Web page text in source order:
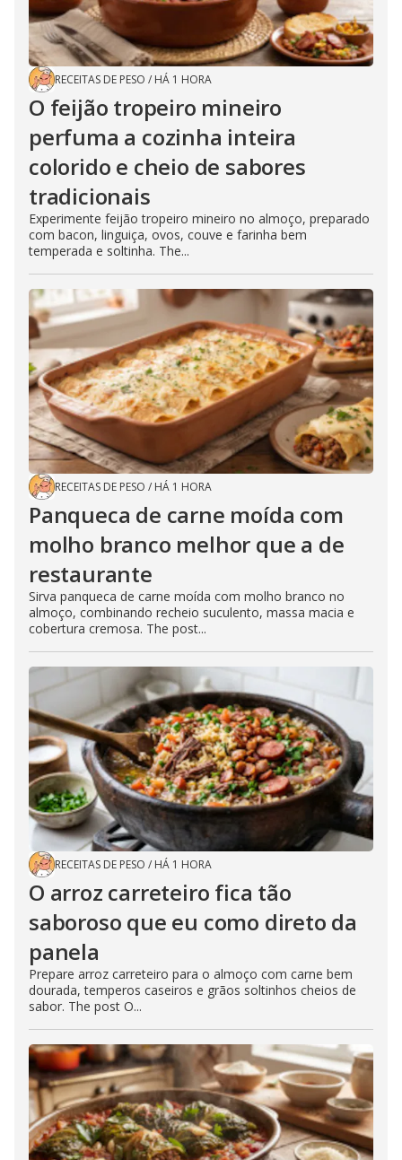
RECEITAS DE PESO / HÁ 1 HORA
O feijão tropeiro mineiro
perfuma a cozinha inteira
colorido e cheio de sabores
tradicionais
Experimente feijão tropeiro mineiro no almoço, preparado
com bacon, linguiça, ovos, couve e farinha bem
temperada e soltinha. The...
RECEITAS DE PESO / HÁ 1 HORA
Panqueca de carne moída com
molho branco melhor que a de
restaurante
Sirva panqueca de carne moída com molho branco no
almoço, combinando recheio suculento, massa macia e
cobertura cremosa. The post...
RECEITAS DE PESO / HÁ 1 HORA
O arroz carreteiro fica tão
saboroso que eu como direto da
panela
Prepare arroz carreteiro para o almoço com carne bem
dourada, temperos caseiros e grãos soltinhos cheios de
sabor. The post O...